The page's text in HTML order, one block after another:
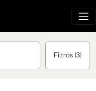
Filtros (3)